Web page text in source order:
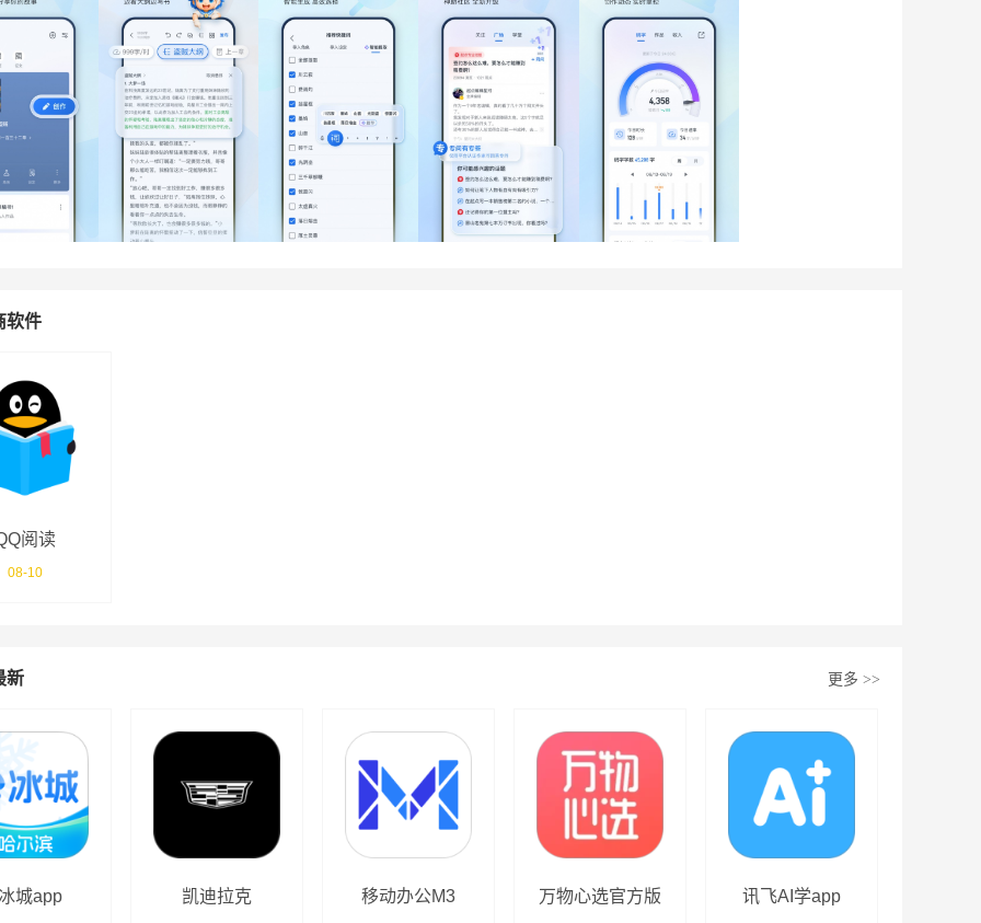
软件
阅读
08-10
新 更多 >>
城app
凯迪拉克
移动办公M3 万物心选官方版 讯飞AI学app